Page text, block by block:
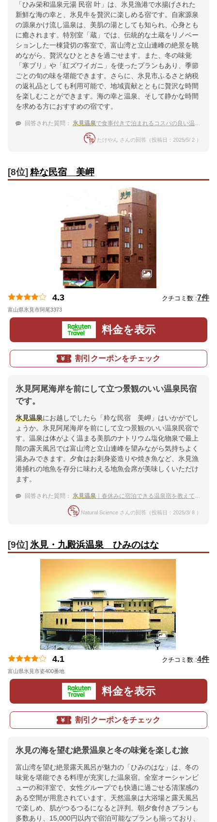
「ひみ栄和温泉元湯 民宿 叶」は、氷見漁港で水揚げされた
新鮮な海の幸と、氷見牛を贅沢に楽しめる宿です。自家源泉
の源泉かけ流し温泉は、美肌の湯としても知られ、心身とも
に癒されます。特別室「蔵」では、伝統的な土蔵をリノベー
ションした一棟貸切の客室で、富山湾と立山連峰の絶景を眺
めながら、贅沢なひとときを過ごせます。また、冬の味覚
「寒ブリ」や「紅ズワイガニ」を使ったプランもあり、季節
ごとの旬の味を堪能できます。さらに、氷見市ふるさと納税
の返礼品としても利用可能で、地域貢献とともに贅沢な時間
を楽しむことができます。海の幸と温泉、そして静かな時間
を求める方におすすめの宿です。
回答された質問： 氷見温泉で食事付きで泊まれるコスパの良い温泉宿
たけやん さんの回答（投稿日：2025/5/ 2 ）
[8位] 粋な民宿 美岬
4.3 クチコミ数 :7件
富山県氷見市阿尾3373
料金を表示
割引クーポンをチェック
氷見阿尾海岸を前にして立つ景観のいい温泉民宿
です。
氷見温泉にお越しでしたら「粋な民宿 美岬」はいかがでし
ょうか。氷見阿尾海岸を前にして立つ景観のいい温泉民宿で
す。温泉は体がよく温まる美肌のナトリウム塩化物泉で最上
階の露天風呂では富山湾と立山連峰を望みながら気持ちよく
湯あみできます。夕食はお刺身姿造りや焼き魚など、氷見漁
港捕れの地魚を存分に味わえる地魚会席が美味しくいただけ
ます。
回答された質問： 氷見温泉 ｜春休みに宿泊できる温泉宿を教えて下さい。
Natural Science さんの回答（投稿日：2025/3/ 8 ）
[9位] 氷見・九殿浜温泉 ひみのはな
4.1 クチコミ数 :4件
富山県氷見市姿400番地
料金を表示
割引クーポンをチェック
氷見の海を望む絶景温泉と冬の味覚を楽しむ旅
富山湾を望む絶景露天風呂が魅力の「ひみのはな」は、冬の
味覚を堪能できる料理が充実した温泉宿。全室オーシャンビ
ューの和洋室で、女性グループでも快適に過ごせる清潔感の
ある空間が用意されています。天然温泉は大浴場と露天風呂
で楽しめ、肌がつるつるになると評判。朝夕食付きプランも
多数あり、15,000円以内で宿泊可能なプランも揃っており、